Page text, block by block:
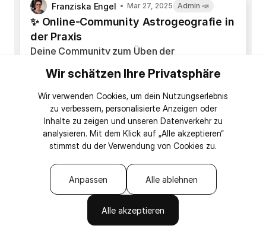
Franziska Engel Mar 27, 2025 Admin 📣
✨ Online-Community Astrogeografie in
der Praxis
Deine Community zum Üben der
Praxisnah. Kollegial. Mit astrologischer
Tiefe.
Stell dir vor, du könntest mit einem Blick auf
die Karte erkennen, wo dich das Leben ruft –
und warum. Ob für deine Klient:innen oder für
dich selbst: In dieser Community übst du
Astrogeografie mit echtem Tiefgang, realen
Fällen und inspirierendem Austausch. Wenn
du deine Deutungen auf das nächste Level
bringen willst – herzlich willkommen!
Was dich erwartet
Wir schätzen Ihre Privatsphäre
Wir verwenden Cookies, um dein Nutzungserlebnis
zu verbessern, personalisierte Anzeigen oder
Inhalte zu zeigen und unseren Datenverkehr zu
analysieren. Mit dem Klick auf „Alle akzeptieren“
stimmst du der Verwendung von Cookies zu.
Anpassen Alle ablehnen
Alle akzeptieren